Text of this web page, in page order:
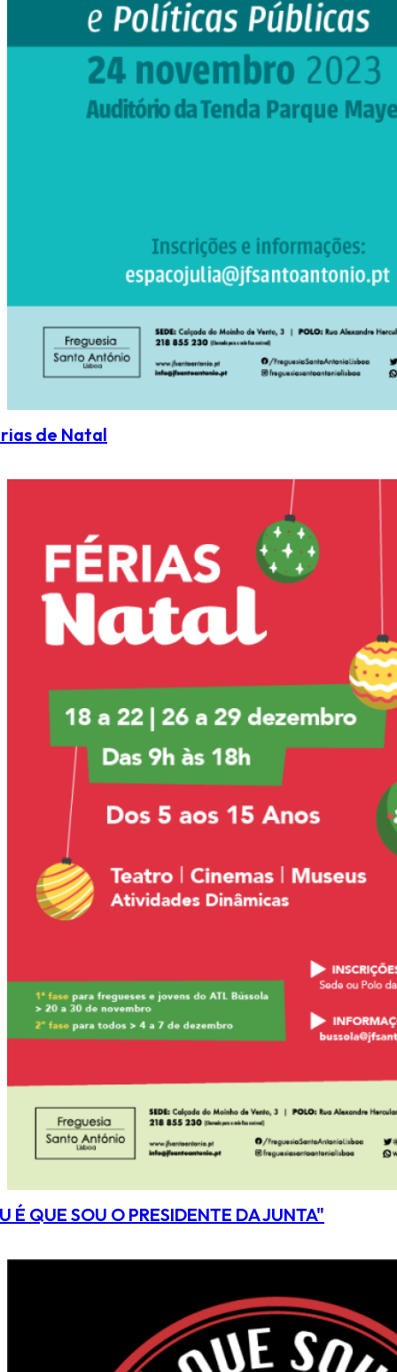
de Natal
É QUE SOU O PRESIDENTE DA JUNTA"